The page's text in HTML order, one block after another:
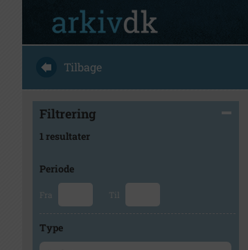
Tilbage
Filtrering
1 resultater
Periode
Fra Til
Type